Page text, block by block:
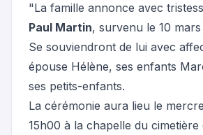
"La famille annonce avec
Paul Martin, survenu le 10
Se souviendront de lui avec
épouse Hélène, ses enfants
ses petits-enfants.
La cérémonie aura lieu le
15h00 à la chapelle du